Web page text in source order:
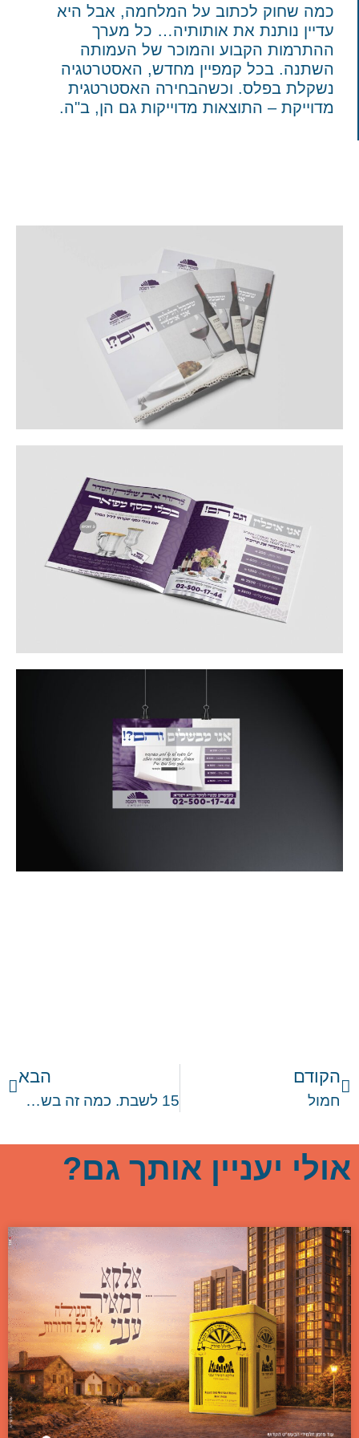
כמה שחוק לכתוב על המלחמה, אבל היא
עדיין נותנת את אותותיה… כל מערך
ההתרמות הקבוע והמוכר של העמותה
השתנה. בכל קמפיין מחדש, האסטרטגיה
נשקלת בפלס. וכשהבחירה האסטרטגית
מדוייקת – התוצאות מדוייקות גם הן, ב"ה.
הקודם
חמול
הבא
15 לשבת. כמה זה בשבילך?
אולי יעניין אותך גם?